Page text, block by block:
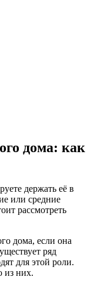
дома: как
держать её в
или средние
рассмотреть
дома, если она
ряд
для этой роли.
из них.